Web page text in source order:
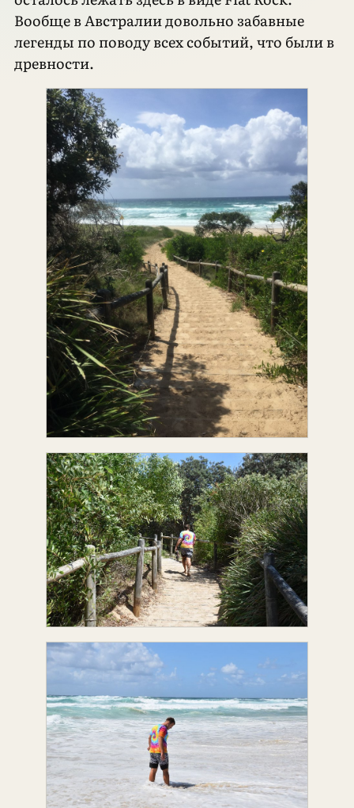
Вообще в Австралии довольно забавные
легенды по поводу всех событий, что были в
древности.